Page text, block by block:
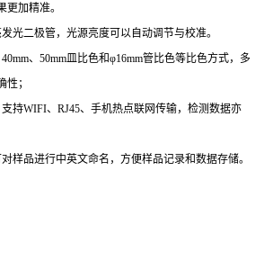
加精准。
光二极管，光源亮度可以自动调节与校准。
、50mm皿比色和φ16mm管比色等比色方式，多
；
持WIFI、RJ45、手机热点联网传输，检测数据亦
样品进行中英文命名，方便样品记录和数据存储。